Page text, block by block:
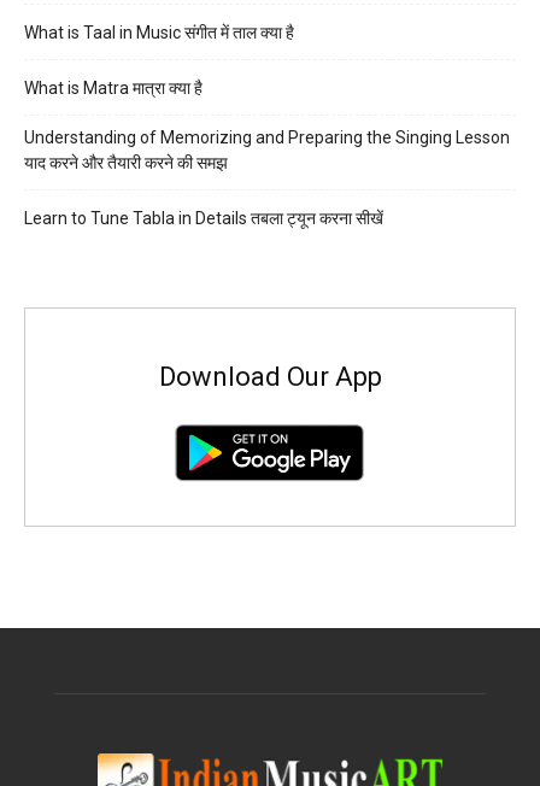
What is Taal in Music संगीत में ताल क्या है
What is Matra मात्रा क्या है
Understanding of Memorizing and Preparing the Singing Lesson
याद करने और तैयारी करने की समझ
Learn to Tune Tabla in Details तबला ट्यून करना सीखें
Download Our App